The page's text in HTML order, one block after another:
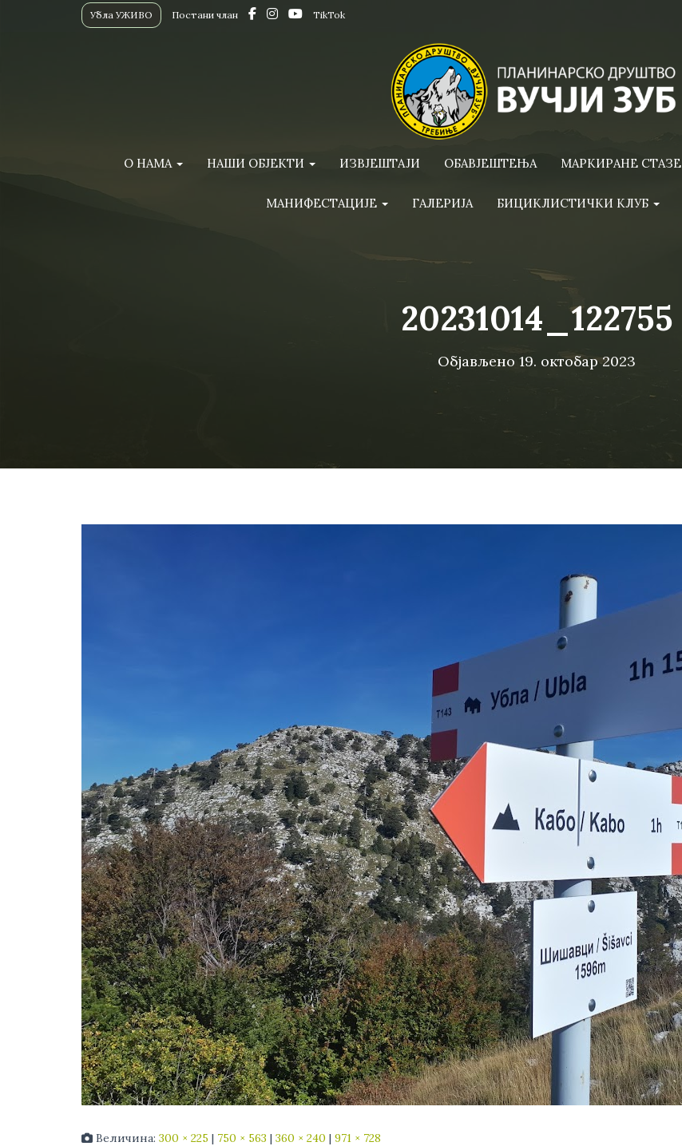
Убла УЖИВО Постани члан TikTok
О НАМА НАШИ ОБЈЕКТИ ИЗВЈЕШТАЈИ ОБАВЈЕШТЕЊА МАРКИРАНЕ СТАЗЕ
МАНИФЕСТАЦИЈЕ ГАЛЕРИЈА БИЦИКЛИСТИЧКИ КЛУБ
20231014_122755
Објављено 19. октобар 2023
Величина: 300 × 225 | 750 × 563 | 360 × 240 | 971 × 728